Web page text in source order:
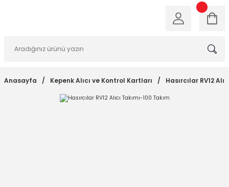
Anasayfa Kepenk Alıcı ve Kontrol Kartları Hasırcılar RV12